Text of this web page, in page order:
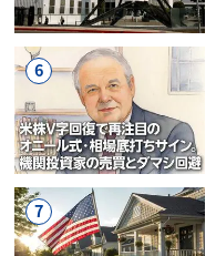
6
7